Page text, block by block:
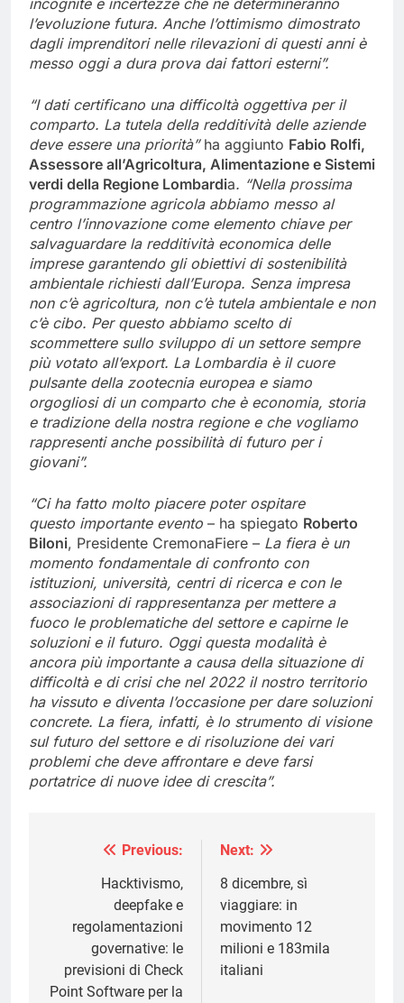
incognite e incertezze che ne determineranno
l’evoluzione futura. Anche l’ottimismo dimostrato
dagli imprenditori nelle rilevazioni di questi anni è
messo oggi a dura prova dai fattori esterni”.
“I dati certificano una difficoltà oggettiva per il
comparto. La tutela della redditività delle aziende
deve essere una priorità” ha aggiunto Fabio Rolfi,
Assessore all’Agricoltura, Alimentazione e Sistemi
verdi della Regione Lombardia. “Nella prossima
programmazione agricola abbiamo messo al
centro l’innovazione come elemento chiave per
salvaguardare la redditività economica delle
imprese garantendo gli obiettivi di sostenibilità
ambientale richiesti dall’Europa. Senza impresa
non c’è agricoltura, non c’è tutela ambientale e non
c’è cibo. Per questo abbiamo scelto di
scommettere sullo sviluppo di un settore sempre
più votato all’export. La Lombardia è il cuore
pulsante della zootecnia europea e siamo
orgogliosi di un comparto che è economia, storia
e tradizione della nostra regione e che vogliamo
rappresenti anche possibilità di futuro per i
giovani”.
“Ci ha fatto molto piacere poter ospitare
questo importante evento – ha spiegato Roberto
Biloni, Presidente CremonaFiere – La fiera è un
momento fondamentale di confronto con
istituzioni, università, centri di ricerca e con le
associazioni di rappresentanza per mettere a
fuoco le problematiche del settore e capirne le
soluzioni e il futuro. Oggi questa modalità è
ancora più importante a causa della situazione di
difficoltà e di crisi che nel 2022 il nostro territorio
ha vissuto e diventa l’occasione per dare soluzioni
concrete. La fiera, infatti, è lo strumento di visione
sul futuro del settore e di risoluzione dei vari
problemi che deve affrontare e deve farsi
portatrice di nuove idee di crescita”.
Navigazione
articoli
Previous:
Hacktivismo,
deepfake e
regolamentazioni
governative: le
previsioni di Check
Point Software per la
Next:
8 dicembre, sì
viaggiare: in
movimento 12
milioni e 183mila
italiani